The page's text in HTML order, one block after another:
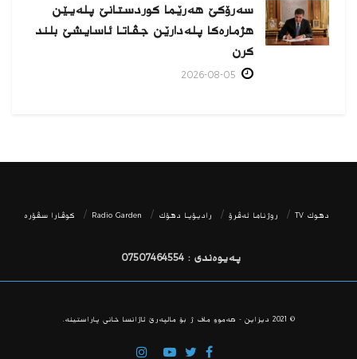
سەرۆکێ هەرێما کوردستانێ پلەیێن
هژمارەكا پلەدارێن جڤاتا ئاسایشێ بلند
كرن
دھوك TV روژناما ئەڤرۆ رادیۆیا دهۆك Radio Garden كوڤارا سڤۆره‌
پەیوەندی : 07507464554
© 2021 دیزاین - هه‌موو ماف ژ بۆ مالپه‌رێ ئاژانسا خانی پاراستینه‌.